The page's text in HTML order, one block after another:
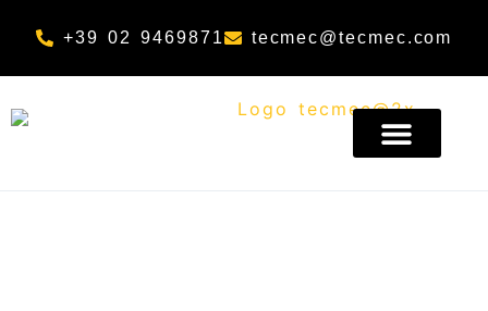
+39 02 9469871 tecmec@tecmec.com